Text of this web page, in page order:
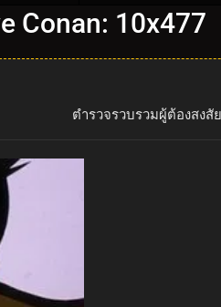
Conan: 10x477
ตำรวจรวบรวมผู้ต้องสง